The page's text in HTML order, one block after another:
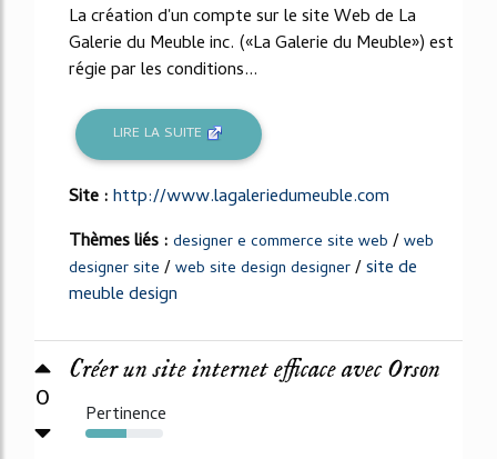
La création d'un compte sur le site Web de La
Galerie du Meuble inc. («La Galerie du Meuble») est
régie par les conditions...
LIRE LA SUITE
Site :http://www.lagaleriedumeuble.com
Thèmes liés : designer e commerce site web /web
designer site /web site design designer/site de
meuble design
0
Créer un site internet efficace avec Orson
Pertinence
53%